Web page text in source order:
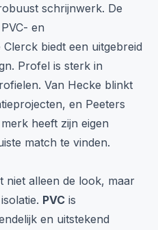
schrijnwerk. De
en
biedt een uitgebreid
Profel is sterk in
Van Hecke blinkt
en Peeters
heeft zijn eigen
match te vinden.
niet alleen de look, maar
PVC is
en uitstekend